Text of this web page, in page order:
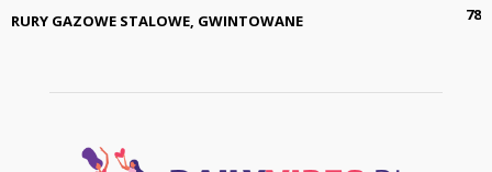
RURY GAZOWE STALOWE, GWINTOWANE
78